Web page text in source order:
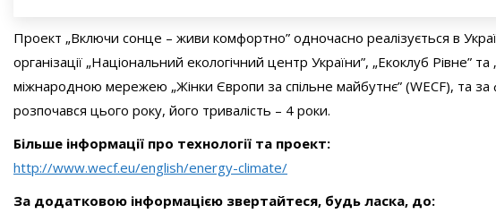
Проект „Включи сонце – живи комфортно” одночасно реалізується в
організації „Національний екологічний центр України”, „Екоклуб Рівне”
міжнародною мережею „Жінки Європи за спільне майбутнє” (WECF), та
розпочався цього року, його тривалість – 4 роки.
Більше інформації про технології та проект:
http://www.wecf.eu/english/energy-climate/
За додатковою інформацією звертайтеся, будь ласка, до: